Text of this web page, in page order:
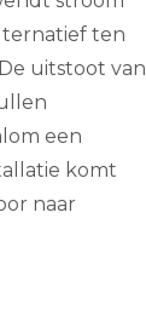
ten
uitstoot van
een
komt
naar